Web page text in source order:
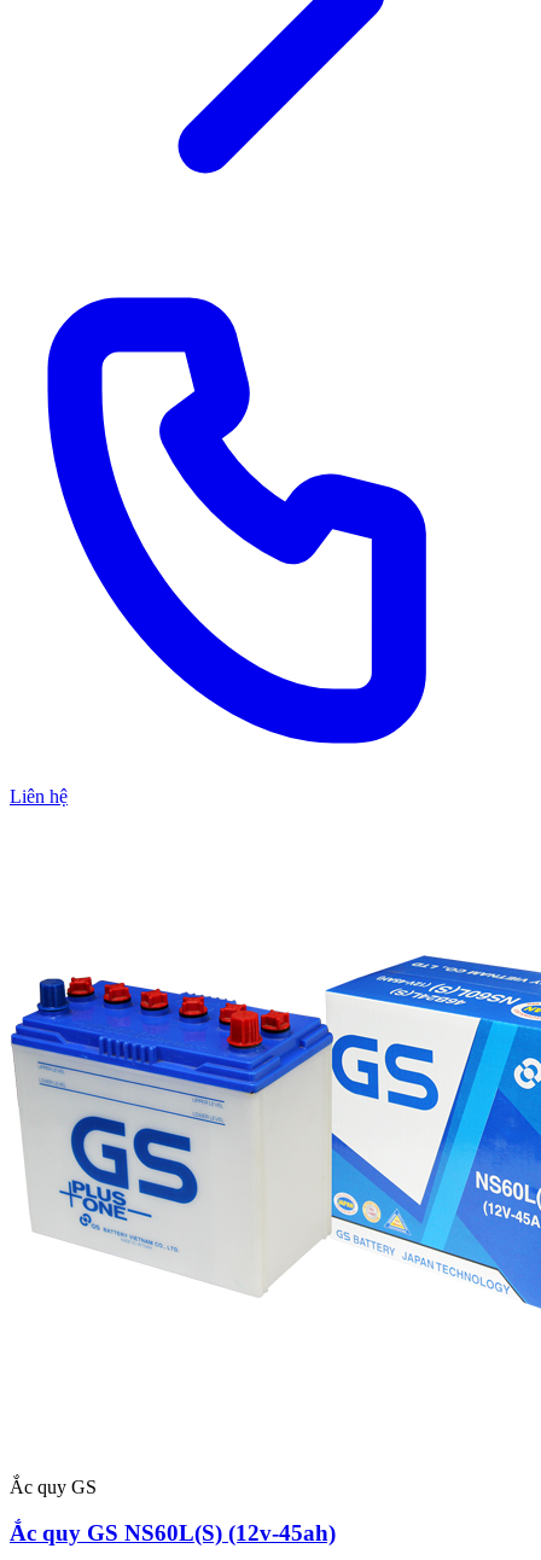
Liên hệ
Ắc quy GS
Ắc quy GS NS60L(S) (12v-45ah)